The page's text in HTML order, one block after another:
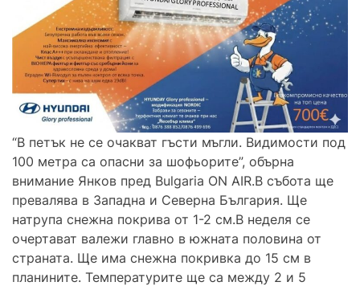
“В петък не се очакват гъсти мъгли. Видимости под
100 метра са опасни за шофьорите”, обърна
внимание Янков пред Bulgaria ON AIR.В събота ще
превалява в Западна и Северна България. Ще
натрупа снежна покрива от 1-2 см.В неделя се
очертават валежи главно в южната половина от
страната. Ще има снежна покривка до 15 см в
планините. Температурите ще са между 2 и 5